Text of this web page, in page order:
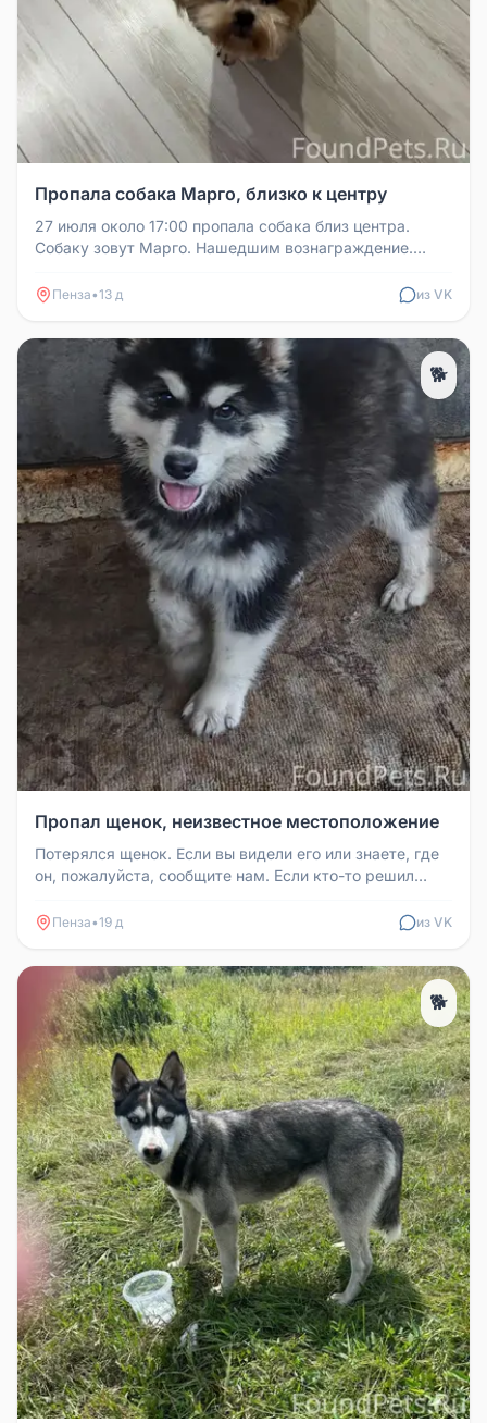
Пропала собака Марго, близко к центру
27 июля около 17:00 пропала собака близ центра.
Собаку зовут Марго. Нашедшим вознаграждение.
Пенза•13 д из VK
🐕
Пропал щенок, неизвестное местоположение
Потерялся щенок. Если вы видели его или знаете, где
он, пожалуйста, сообщите нам. Если кто-то решил
Пенза•19 д из VK
🐕